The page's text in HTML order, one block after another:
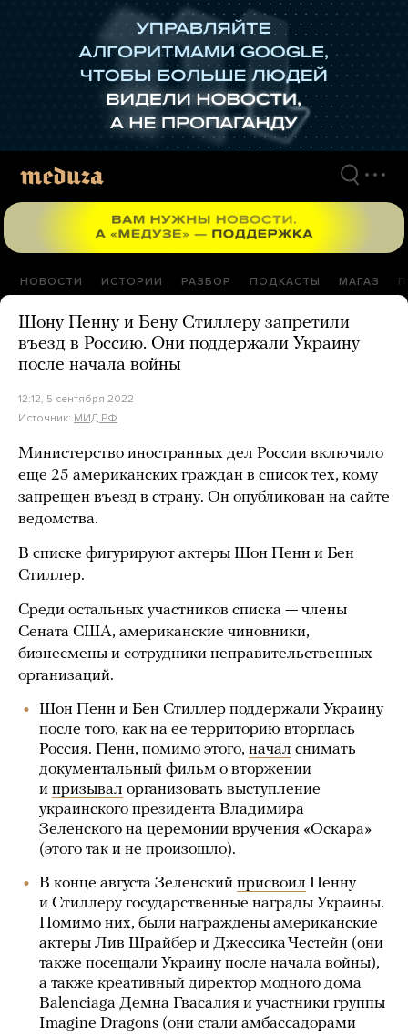
НОВОСТИ ИСТОРИИ РАЗБОР ПОДКАСТЫ МАГАЗ
Шону Пенну и Бену Стиллеру запретили
въезд в Россию. Они поддержали Украину
после начала войны
12:12, 5 сентября 2022
Источник: МИД РФ
Министерство иностранных дел России включило
еще 25 американских граждан в список тех, кому
запрещен въезд в страну. Он опубликован на сайте
ведомства.
В списке фигурируют актеры Шон Пенн и Бен
Стиллер.
Среди остальных участников списка — члены
Сената США, американские чиновники,
бизнесмены и сотрудники неправительственных
организаций.
Шон Пенн и Бен Стиллер поддержали Украину
после того, как на ее территорию вторглась
Россия. Пенн, помимо этого, начал снимать
документальный фильм о вторжении
и призывал организовать выступление
украинского президента Владимира
Зеленского на церемонии вручения «Оскара»
(этого так и не произошло).
В конце августа Зеленский присвоил Пенну
и Стиллеру государственные награды Украины.
Помимо них, были награждены американские
актеры Лив Шрайбер и Джессика Честейн (они
также посещали Украину после начала войны),
а также креативный директор модного дома
Balenciaga Демна Гвасалия и участники группы
Imagine Dragons (они стали амбассадорами